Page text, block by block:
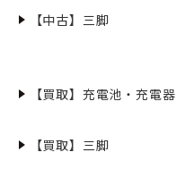
【中古】三脚
【買取】充電池・充電器
【買取】三脚